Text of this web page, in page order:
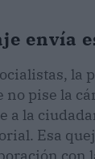
envía
la
no pise la
a la
Esa